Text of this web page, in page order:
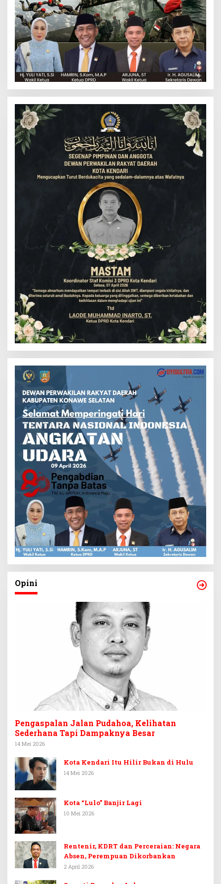
Opini
Pengaspalan Jalan Pudahoa, Kelihatan
Sederhana Tapi Dampaknya Besar
14 Mei 2026
Kota Kendari Itu Hilir Bukan di Hulu
14 Mei 2026
Kota “Lulo” Banjir Lagi
10 Mei 2026
Rentenir, KDRT dan Perceraian: Negara
Absen, Perempuan Dikorbankan
2 April 2026